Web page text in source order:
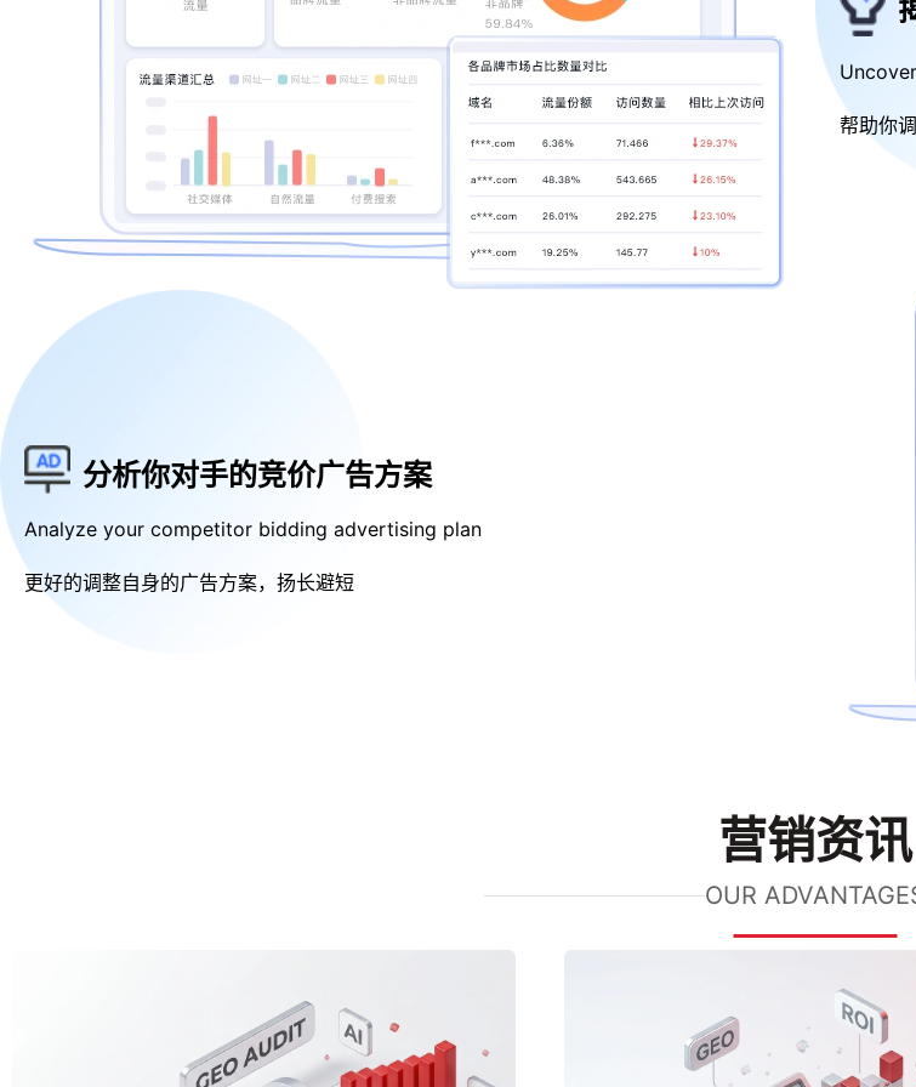
帮助你
分析你对手的竞价广告方案
Analyze your competitor bidding advertising plan
更好的调整自身的广告方案，扬长避短
营销资讯
OUR